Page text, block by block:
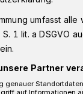
Sonntag
von 13
ist frei.
umfasst
1 lit. a DSGVO
Partner
genauer